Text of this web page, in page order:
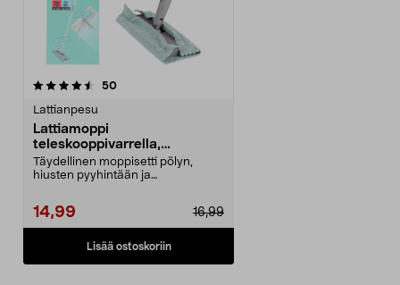
50arvostelut
Lattianpesu
Lattiamoppi
teleskooppivarrella,
aloituspakkaus, liinat
Täydellinen moppisetti pölyn,
hiusten pyyhintään ja
16,99
14,99
Lisää ostoskoriin